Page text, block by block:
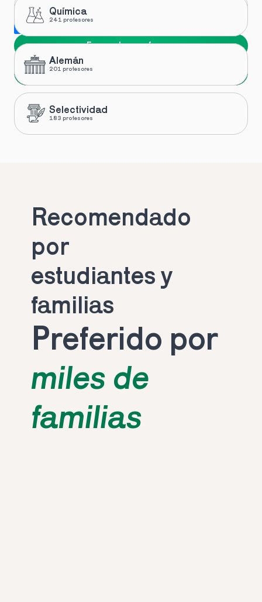
Encuentra profesor
Química
241 profesores
Alemán
201 profesores
Selectividad
183 profesores
Recomendado
por
estudiantes y
familias
Preferido por
miles de
familias